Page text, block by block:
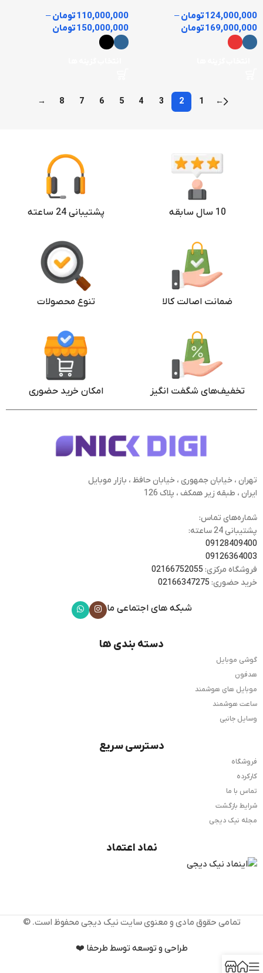
124,000,000تومان–
169,000,000تومان
110,000,000تومان–
150,000,000تومان
←
1
2
3
4
5
6
7
8
→
10 سال سابقه پشتیبانی 24 ساعته
ضمانت اصالت کالا تنوع محصولات
تخفیف‌های شگفت انگیز امکان خرید حضوری
تهران ، خیابان جمهوری ، خیابان حافظ ، بازار موبایل
ایران ، طبقه زیر همکف ، پلاک 126
شماره‌های تماس:
پشتیبانی 24 ساعته:
09128409400
09126364003
فروشگاه مرکزی: 02166752055
خرید حضوری: 02166347275
شبکه های اجتماعی ما
دسته بندی ها
گوشی موبایل
هدفون
موبایل های هوشمند
ساعت هوشمند
وسایل جانبی
دسترسی سریع
فروشگاه
کارکرده
تماس با ما
شرایط بازگشت
مجله نیک دیجی
نماد اعتماد
تمامی حقوق مادی و معنوی سایت نیک دیجی محفوظ است. ©️
طراحی و توسعه توسط طرحفا ❤️